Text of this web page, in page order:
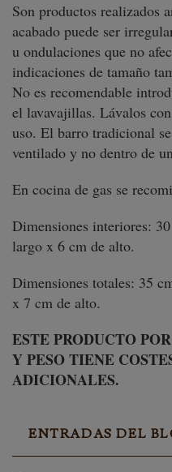
Son productos realizados
acabado puede ser
u ondulaciones que no
indicaciones de tamaño
No es recomendable
el lavavajillas. Lávalos
uso. El barro tradicional
ventilado y no dentro de
En cocina de gas se
Dimensiones interiores:
largo x 6 cm de alto.
Dimensiones totales: 35
x 7 cm de alto.
ESTE PRODUCTO
Y PESO TIENE
ADICIONALES.
ENTRADAS DEL